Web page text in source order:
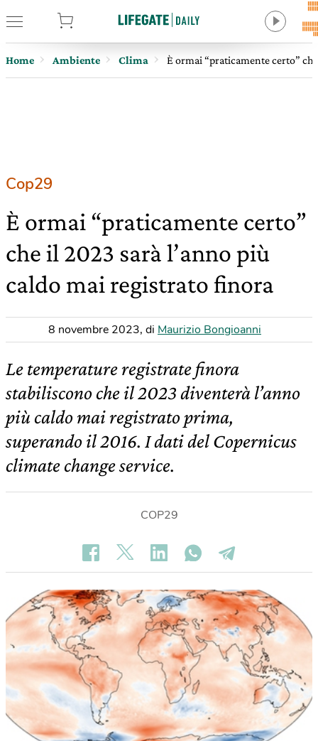
Home Ambiente Clima È ormai “praticamente certo”
Cop29
È ormai “praticamente certo”
che il 2023 sarà l’anno più
caldo mai registrato finora
8 novembre 2023, di Maurizio Bongioanni
Le temperature registrate finora
stabiliscono che il 2023 diventerà l’anno
più caldo mai registrato prima,
superando il 2016. I dati del Copernicus
climate change service.
COP29